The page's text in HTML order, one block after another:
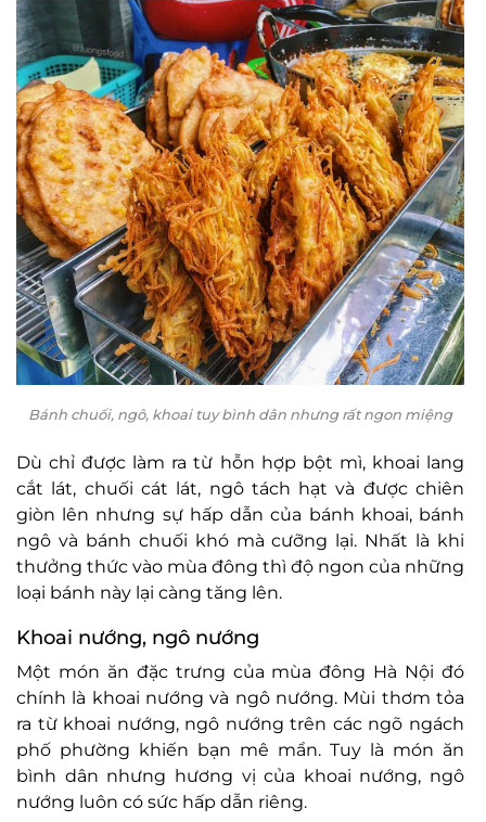
Bánh chuối, ngô, khoai tuy bình dân nhưng rất ngon miệng
Dù chỉ được làm ra từ hỗn hợp bột mì, khoai lang
cắt lát, chuối cát lát, ngô tách hạt và được chiên
giòn lên nhưng sự hấp dẫn của bánh khoai, bánh
ngô và bánh chuối khó mà cưỡng lại. Nhất là khi
thưởng thức vào mùa đông thì độ ngon của những
loại bánh này lại càng tăng lên.
Khoai nướng, ngô nướng
Một món ăn đặc trưng của mùa đông Hà Nội đó
chính là khoai nướng và ngô nướng. Mùi thơm tỏa
ra từ khoai nướng, ngô nướng trên các ngõ ngách
phố phường khiến bạn mê mẩn. Tuy là món ăn
bình dân nhưng hương vị của khoai nướng, ngô
nướng luôn có sức hấp dẫn riêng.